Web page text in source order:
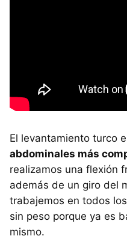
El levantamiento turco
abdominales más
realizamos una flexión
además de un giro del
trabajemos en todos
sin peso porque ya es
mismo.